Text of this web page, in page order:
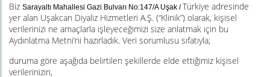
Biz Sarayaltı Mahallesi Gazi Bulvarı No:147/A Uşak /Türkiye adresinde
yer alan Uşakcan Diyaliz Hizmetleri A.Ş. (“Klinik”) olarak, kişisel
verilerinizi ne amaçlarla işleyeceğimizi size anlatmak için bu
Aydınlatma Metni’ni hazırladık. Veri sorumlusu sıfatıyla;
duruma göre aşağıda belirtilen şekillerde elde ettiğimiz kişisel
verilerinizin,